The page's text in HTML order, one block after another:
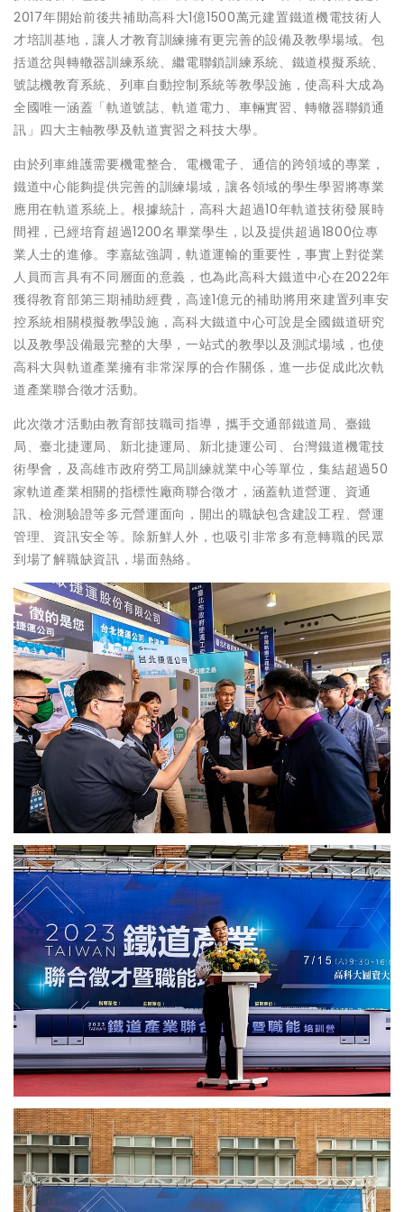
2017年開始前後共補助高科大1億1500萬元建置鐵道機電技術人
才培訓基地，讓人才教育訓練擁有更完善的設備及教學場域。包
括道岔與轉轍器訓練系統、繼電聯鎖訓練系統、鐵道模擬系統、
號誌機教育系統、列車自動控制系統等教學設施，使高科大成為
全國唯一涵蓋「軌道號誌、軌道電力、車輛實習、轉轍器聯鎖通
訊」四大主軸教學及軌道實習之科技大學。
由於列車維護需要機電整合、電機電子、通信的跨領域的專業，
鐵道中心能夠提供完善的訓練場域，讓各領域的學生學習將專業
應用在軌道系統上。根據統計，高科大超過10年軌道技術發展時
間裡，已經培育超過1200名畢業學生，以及提供超過1800位專
業人士的進修。李嘉紘強調，軌道運輸的重要性，事實上對從業
人員而言具有不同層面的意義，也為此高科大鐵道中心在2022年
獲得教育部第三期補助經費，高達1億元的補助將用來建置列車安
控系統相關模擬教學設施，高科大鐵道中心可說是全國鐵道研究
以及教學設備最完整的大學，一站式的教學以及測試場域，也使
高科大與軌道產業擁有非常深厚的合作關係，進一步促成此次軌
道產業聯合徵才活動。
此次徵才活動由教育部技職司指導，攜手交通部鐵道局、臺鐵
局、臺北捷運局、新北捷運局、新北捷運公司、台灣鐵道機電技
術學會，及高雄市政府勞工局訓練就業中心等單位，集結超過50
家軌道產業相關的指標性廠商聯合徵才，涵蓋軌道營運、資通
訊、檢測驗證等多元營運面向，開出的職缺包含建設工程、營運
管理、資訊安全等。除新鮮人外，也吸引非常多有意轉職的民眾
到場了解職缺資訊，場面熱絡。